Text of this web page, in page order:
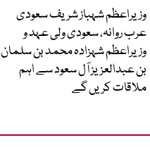
وزیراعظم شہباز شریف سعودی
عرب روانہ، سعودی ولی عہد و
وزیراعظم شہزادہ محمد بن سلمان
بن عبدالعزیز آل سعود سے اہم
ملاقات کریں گے